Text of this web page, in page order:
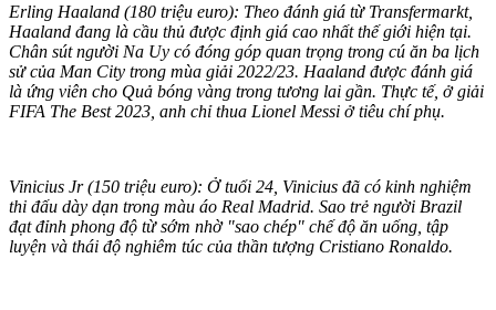
Erling Haaland (180 triệu euro): Theo đánh giá từ Transfermarkt,
Haaland đang là cầu thủ được định giá cao nhất thế giới hiện tại.
Chân sút người Na Uy có đóng góp quan trọng trong cú ăn ba lịch
sử của Man City trong mùa giải 2022/23. Haaland được đánh giá
là ứng viên cho Quả bóng vàng trong tương lai gần. Thực tế, ở giải
FIFA The Best 2023, anh chỉ thua Lionel Messi ở tiêu chí phụ.
Vinicius Jr (150 triệu euro): Ở tuổi 24, Vinicius đã có kinh nghiệm
thi đấu dày dạn trong màu áo Real Madrid. Sao trẻ người Brazil
đạt đỉnh phong độ từ sớm nhờ "sao chép" chế độ ăn uống, tập
luyện và thái độ nghiêm túc của thần tượng Cristiano Ronaldo.